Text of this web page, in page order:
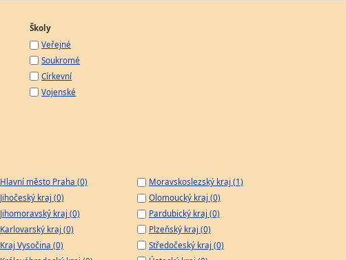
Školy
Veřejné
Soukromé
Církevní
Vojenské
Hlavní město Praha (0)
Jihočeský kraj (0)
Jihomoravský kraj (0)
Karlovarský kraj (0)
Kraj Vysočina (0)
Moravskoslezský kraj (1)
Olomoucký kraj (0)
Pardubický kraj (0)
Plzeňský kraj (0)
Středočeský kraj (0)